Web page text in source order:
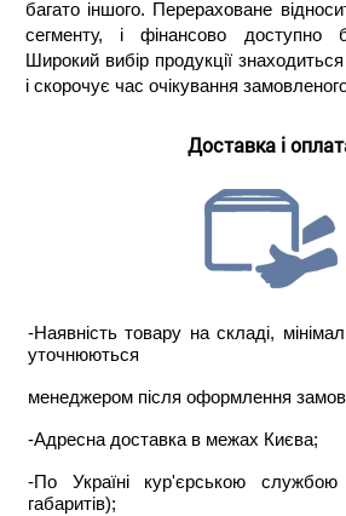
багато іншого. Перераховане
сегменту, і фінансово доступно
Широкий вибір продукції
і скорочує час очікування
Доставка і
-Наявність товару на складі,
уточнюються
менеджером після оформлення
-Адресна доставка в межах Києва;
-По Україні кур'єрською службою
габаритів);